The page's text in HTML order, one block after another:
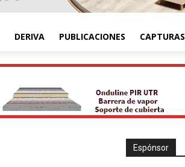
DERIVA PUBLICACIONES CAPTURAS
Espónsor